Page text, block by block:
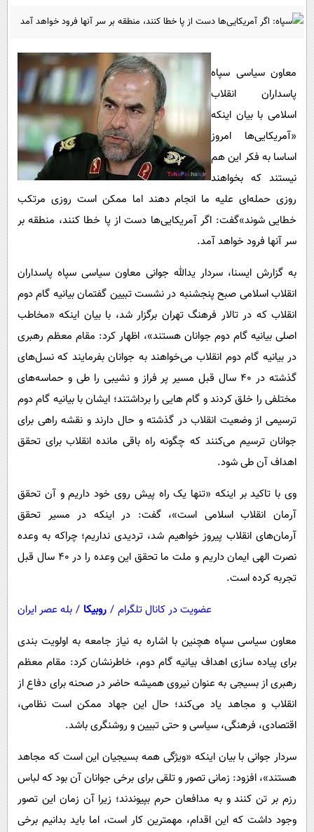
حوادث
یک برش دانایی
محیط زیست
سفر و تفریح
بین الملل
علم و دانش
فناوری و It
علمی
اخبار کریپتو
قرآن
گوناگون
سرگرمی
باشگاه مغز
فیلم
اقتصاد
گوناگون
حوادث
محیط زیست
فرهنگی
بین الملل
اجتماعی
سیاست خارجی
عصر ایران 2
خواندنی ها و دیدنی ها
داستان کوتاه
دانلود
آموزش زبان
معاون سیاسی سپاه
پاسداران انقلاب
اسلامی با بیان اینکه
«آمریکایی‌ها امروز
اساسا به فکر این هم
نیستند که بخواهند
روزی حمله‌ای علیه ما انجام دهند اما ممکن است روزی مرتکب
خطایی شوند»گفت: اگر آمریکایی‌ها دست از پا خطا کنند، منطقه بر
سر آنها فرود خواهد آمد.
به گزارش ایسنا، سردار یدالله جوانی معاون سیاسی سپاه پاسداران
انقلاب اسلامی صبح پنجشنبه در نشست تبیین گفتمان بیانیه گام دوم
انقلاب که در تالار فرهنگ تهران برگزار شد، با بیان اینکه «مخاطب
اصلی بیانیه گام دوم جوانان هستند»، اظهار کرد: مقام معظم رهبری
در بیانیه گام دوم انقلاب می‌خواهند به جوانان بفرمایند که نسل‌های
گذشته در ۴۰ سال قبل مسیر پر فراز و نشیبی را طی و حماسه‌های
مختلفی را خلق کردند و گام هایی را برداشتند؛ ایشان با بیانیه گام دوم
ترسیمی از وضعیت انقلاب در گذشته و حال دارند و نقشه راهی برای
جوانان ترسیم می‌کنند که چگونه راه باقی مانده انقلاب برای تحقق
اهداف آن طی شود.
وی با تاکید بر اینکه «تنها یک راه پیش روی خود داریم و آن تحقق
آرمان انقلاب اسلامی است»، گفت: در اینکه در مسیر تحقق
آرمان‌های انقلاب پیروز خواهیم شد، تردیدی نداریم؛ چراکه به وعده
نصرت الهی ایمان داریم و ملت ما تحقق این وعده را در ۴۰ سال قبل
تجربه کرده است.
عضویت در کانال تلگرام / روبیکا / بله عصر ایران
معاون سیاسی سپاه هچنین با اشاره به نیاز جامعه به اولویت بندی
برای پیاده سازی اهداف بیانیه گام دوم، خاطرنشان کرد: مقام معظم
رهبری از بسیجی به عنوان نیروی همیشه حاضر در صحنه برای دفاع از
انقلاب و مجاهد یاد می‌کند؛ حال این جهاد ممکن است نظامی،
اقتصادی، فرهنگی، سیاسی و حتی تبیین و روشنگری باشد.
سردار جوانی با بیان اینکه «ویژگی همه بسیجیان این است که مجاهد
هستند»، افزود: زمانی تصور و تلقی برای برخی جوانان آن بود که لباس
رزم بر تن کنند و به مدافعان حرم بپیوندند؛ زیرا آن زمان این تصور
وجود داشت که این اقدام، مهمترین کار است، اما باید بدانیم برخی